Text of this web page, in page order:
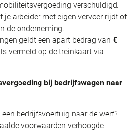
verschuldigd.
je arbeider met eigen vervoer rijdt of
de onderneming.
geldt een apart bedrag van €
vermeld op de treinkaart via
bij bedrijfswagen naar
bedrijfsvoertuig naar de werf?
voorwaarden verhoogde